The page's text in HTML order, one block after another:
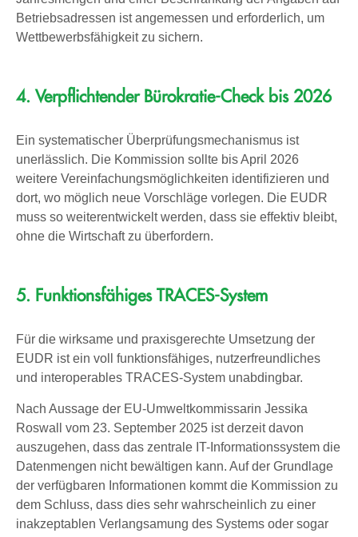
Betriebsadressen ist angemessen und erforderlich, um
Wettbewerbsfähigkeit zu sichern.
4. Verpflichtender Bürokratie-Check bis 2026
Ein systematischer Überprüfungsmechanismus ist
unerlässlich. Die Kommission sollte bis April 2026
weitere Vereinfachungsmöglichkeiten identifizieren und
dort, wo möglich neue Vorschläge vorlegen. Die EUDR
muss so weiterentwickelt werden, dass sie effektiv bleibt,
ohne die Wirtschaft zu überfordern.
5. Funktionsfähiges TRACES-System
Für die wirksame und praxisgerechte Umsetzung der
EUDR ist ein voll funktionsfähiges, nutzerfreundliches
und interoperables TRACES-System unabdingbar.
Nach Aussage der EU-Umweltkommissarin Jessika
Roswall vom 23. September 2025 ist derzeit davon
auszugehen, dass das zentrale IT-Informationssystem die
Datenmengen nicht bewältigen kann. Auf der Grundlage
der verfügbaren Informationen kommt die Kommission zu
dem Schluss, dass dies sehr wahrscheinlich zu einer
inakzeptablen Verlangsamung des Systems oder sogar